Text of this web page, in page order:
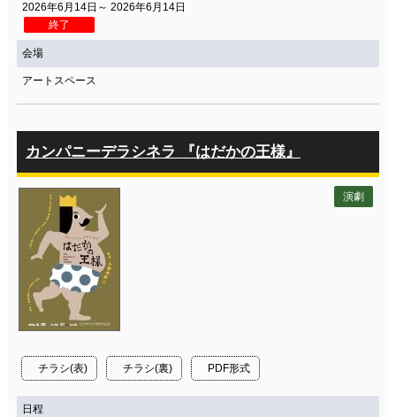
2026年6月14日～ 2026年6月14日
終了
会場
アートスペース
カンパニーデラシネラ 『はだかの王様』
チラシ(表) チラシ(裏) PDF形式
演劇
日程